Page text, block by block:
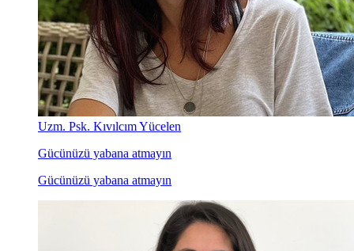
Uzm. Psk. Kıvılcım Yücelen
Gücünüzü yabana atmayın
Gücünüzü yabana atmayın